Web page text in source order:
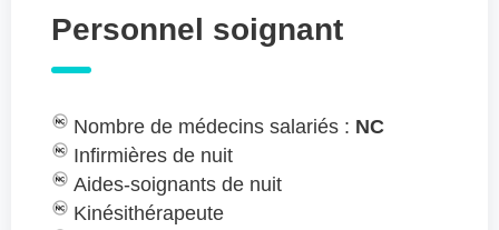
Personnel soignant
Nombre de médecins salariés : NC
Infirmières de nuit
Aides-soignants de nuit
Kinésithérapeute